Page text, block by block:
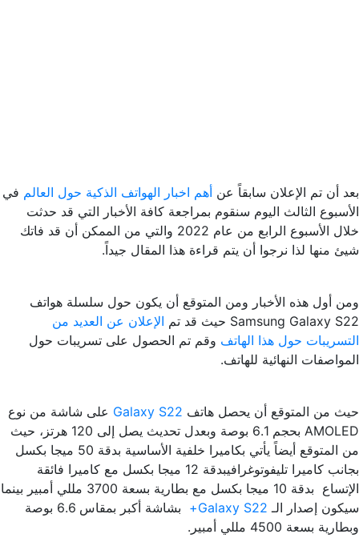
بعد أن تم الإعلان سابقاً عن أهم اخبار الهواتف الذكية حول العالم في
الأسبوع الثالث اليوم سنقوم بمراجعة كافة الأخبار التي قد حدثت
خلال الأسبوع الرابع من عام 2022 والتي من الممكن أن قد فاتك
شيئ منها لذا نرجوا أن يتم قراءة هذا المقال جيداً.
ومن أول هذه الأخبار ومن المتوقع أن يكون حول سلسلة هواتف
Samsung Galaxy S22 حيث قد تم
الإعلان عن العديد من
التسريبات حول هذا الهاتف وقم تم الحصول على تسريبات حول
المواصفات النهائية للهاتف.
حيث من المتوقع أن يحصل هاتف Galaxy S22 على شاشة من نوع
AMOLED بحجم 6.1 بوصة وبعدل تحديث يصل إلى 120 هرتز، حيث
من المتوقع أيضاً يأتي بكاميرا خلفية الأساسية بدقة 50 ميجا بكسل
بجانب كاميرا تليفوتوغرافيبدقة 12 ميجا بكسل مع كاميرا فائقة
الإتساع بدقة 10 ميجا بكسل مع بطارية بسعة 3700 مللي أمبير بينما
سيكون إصدار الـ Galaxy S22+
بشاشة أكبر بمقاس 6.6 بوصة
وبطارية بسعة 4500 مللي أمبير.